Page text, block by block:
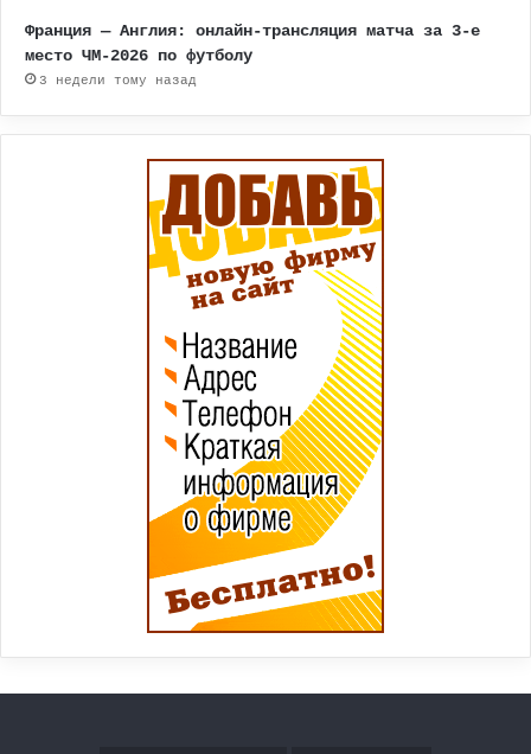
Франция — Англия: онлайн-трансляция матча за 3-е
место ЧМ-2026 по футболу
3 недели тому назад